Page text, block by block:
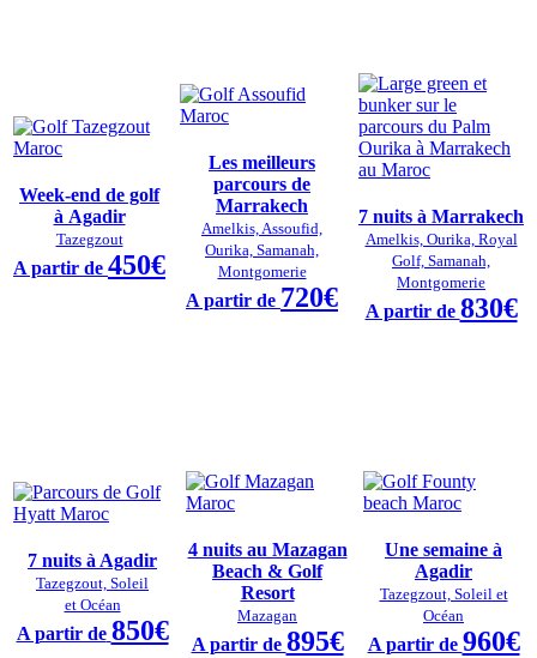
Week-end de golf
à Agadir
Tazegzout
A partir de 450€
Les meilleurs
parcours de
Marrakech
Amelkis, Assoufid,
Ourika, Samanah,
Montgomerie
A partir de 720€
7 nuits à Marrakech
Amelkis, Ourika, Royal
Golf, Samanah,
Montgomerie
A partir de 830€
7 nuits à Agadir
Tazegzout, Soleil
et Océan
A partir de 850€
4 nuits au Mazagan
Beach & Golf
Resort
Mazagan
A partir de 895€
Une semaine à
Agadir
Tazegzout, Soleil et
Océan
A partir de 960€